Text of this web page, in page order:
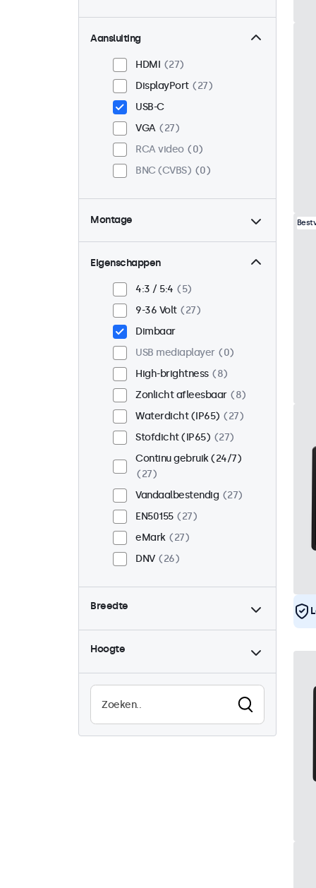
Aansluiting
HDMI
27
DisplayPort
27
USB-C
VGA
27
RCA video
0
BNC (CVBS)
0
Montage
Desktop
19
Wand
Panel mount
Inbouw
23
Rackmontage (19 inch)
VESA 75 x 75
15
VESA 100 x 100
Eigenschappen
4:3 / 5:4
5
9-36 Volt
27
Dimbaar
USB mediaplayer
0
High-brightness
8
Zonlicht afleesbaar
8
Waterdicht (IP65)
27
Stofdicht (IP65)
27
Continu gebruik (24/7)
27
Vandaalbestendig
27
EN50155
27
eMark
27
DNV
26
Breedte
Hoogte